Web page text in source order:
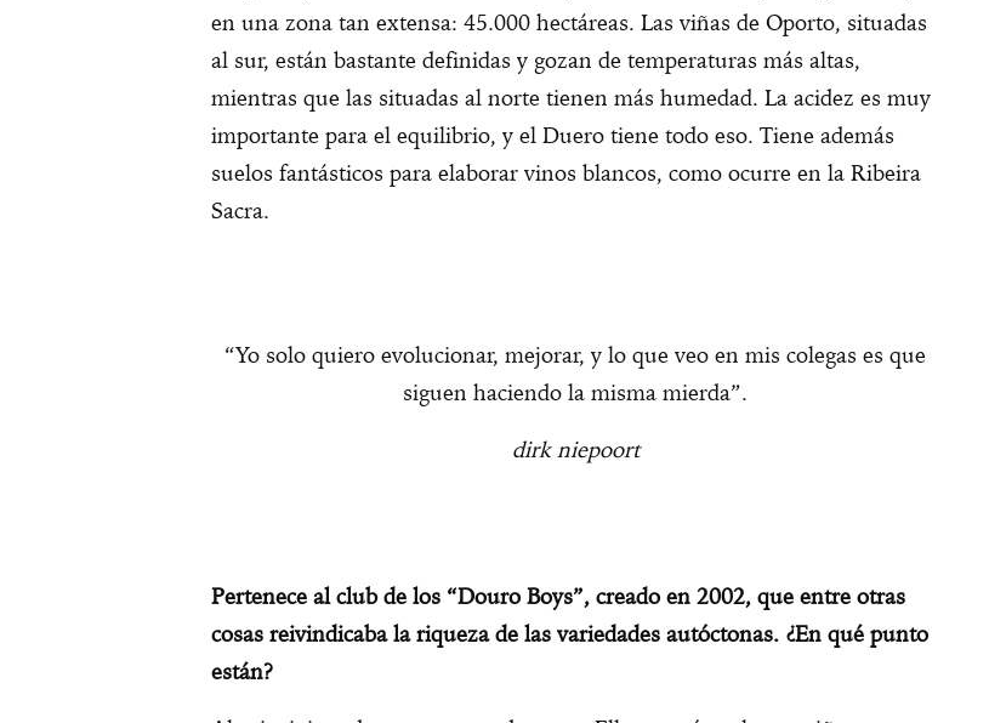
en una zona tan extensa: 45.000 hectáreas. Las viñas de Oporto, situadas
al sur, están bastante definidas y gozan de temperaturas más altas,
mientras que las situadas al norte tienen más humedad. La acidez es muy
importante para el equilibrio, y el Duero tiene todo eso. Tiene además
suelos fantásticos para elaborar vinos blancos, como ocurre en la Ribeira
Sacra.
“Yo solo quiero evolucionar, mejorar, y lo que veo en mis colegas es que
siguen haciendo la misma mierda”.
dirk niepoort
Pertenece al club de los “Douro Boys”, creado en 2002, que entre otras
cosas reivindicaba la riqueza de las variedades autóctonas. ¿En qué punto
están?